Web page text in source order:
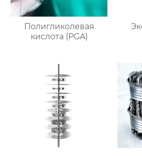
Полигликолевая
кислота (PGA)